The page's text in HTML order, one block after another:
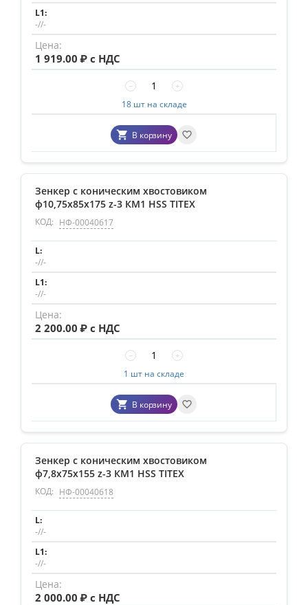
-//-
1 919.00 ₽ с НДС
+
−
18 шт на складе
В корзину
Зенкер с коническим хвостовиком
ф10,75х85х175 z-3 КМ1 HSS TITEX
КОД: НФ-00040617
-//-
-//-
2 200.00 ₽ с НДС
+
−
1 шт на складе
В корзину
Зенкер с коническим хвостовиком
ф7,8х75х155 z-3 КМ1 HSS TITEX
КОД: НФ-00040618
-//-
-//-
2 000.00 ₽ с НДС